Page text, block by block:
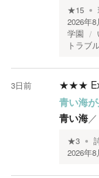
★15
2026年8
学園
トラブ
3日前 ★★★
青い海
青い海／
★3
2026年8